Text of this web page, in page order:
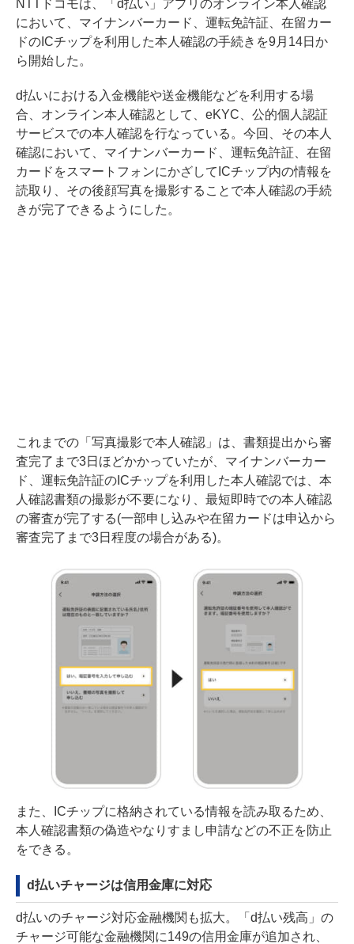
NTTドコモは、「d払い」アプリのオンライン本人確認
において、マイナンバーカード、運転免許証、在留カー
ドのICチップを利用した本人確認の手続きを9月14日か
ら開始した。
d払いにおける入金機能や送金機能などを利用する場
合、オンライン本人確認として、eKYC、公的個人認証
サービスでの本人確認を行なっている。今回、その本人
確認において、マイナンバーカード、運転免許証、在留
カードをスマートフォンにかざしてICチップ内の情報を
読取り、その後顔写真を撮影することで本人確認の手続
きが完了できるようにした。
これまでの「写真撮影で本人確認」は、書類提出から審
査完了まで3日ほどかかっていたが、マイナンバーカー
ド、運転免許証のICチップを利用した本人確認では、本
人確認書類の撮影が不要になり、最短即時での本人確認
の審査が完了する(一部申し込みや在留カードは申込から
審査完了まで3日程度の場合がある)。
また、ICチップに格納されている情報を読み取るため、
本人確認書類の偽造やなりすまし申請などの不正を防止
をできる。
d払いチャージは信用金庫に対応
d払いのチャージ対応金融機関も拡大。「d払い残高」の
チャージ可能な金融機関に149の信用金庫が追加され、